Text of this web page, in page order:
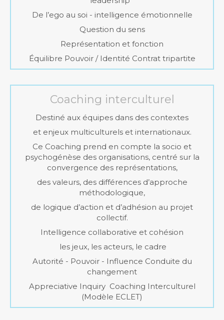
De l’ego au soi - intelligence émotionnelle
Question du sens
Représentation et fonction
Équilibre Pouvoir / Identité Contrat tripartite
Coaching interculturel
Destiné aux équipes dans des contextes
et enjeux multiculturels et internationaux.
Ce Coaching prend en compte la socio et
psychogénèse des organisations, centré sur la
convergence des représentations,
des valeurs, des différences d’approche
méthodologique,
de logique d’action et d’adhésion au projet
collectif.
Intelligence collaborative et cohésion
les jeux, les acteurs, le cadre
Autorité - Pouvoir - Influence Conduite du
changement
Appreciative Inquiry Coaching Interculturel
(Modèle ECLET)